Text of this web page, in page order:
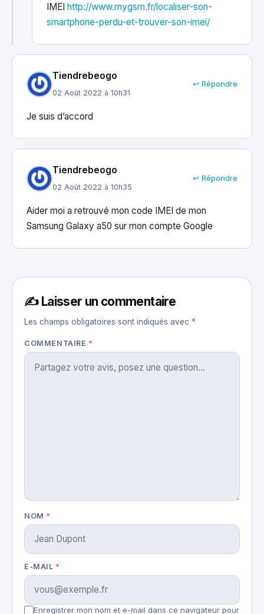
IMEI http://www.mygsm.fr/localiser-son-
smartphone-perdu-et-trouver-son-imei/
Tiendrebeogo
02 Août 2022 à 10h31
↩ Répondre
Je suis d’accord
Tiendrebeogo
02 Août 2022 à 10h35
↩ Répondre
Aider moi a retrouvé mon code IMEI de mon
Samsung Galaxy a50 sur mon compte Google
✍️ Laisser un commentaire
Les champs obligatoires sont indiqués avec *
COMMENTAIRE *
NOM *
E-MAIL *
Enregistrer mon nom et e-mail dans ce navigateur pour